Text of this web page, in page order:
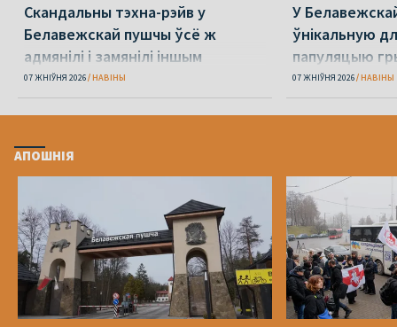
Скандальны тэхна-рэйв у
Белавежскай пушчы ўсё ж
адмянілі і замянілі іншым
07 ЖНІЎНЯ 2026 НАВІНЫ
У
ўнікальную
папуляцыю
07 ЖНІЎНЯ 2026 НАВІНЫ
АПОШНІЯ